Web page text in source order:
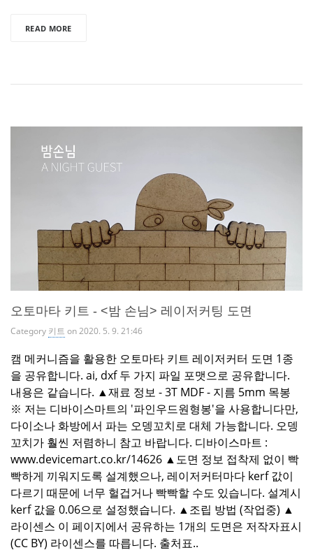
READ MORE
오토마타 키트 - <밤 손님> 레이저커팅 도면
Category 키트 on 2020. 5. 9. 21:46
캠 메커니즘을 활용한 오토마타 키트 레이저커터 도면 1종
을 공유합니다. ai, dxf 두 가지 파일 포맷으로 공유합니다.
내용은 같습니다. ▲재료 정보 - 3T MDF - 지름 5mm 목봉
※ 저는 디바이스마트의 '파인우드원형봉'을 사용합니다만,
다이소나 화방에서 파는 오뎅꼬치로 대체 가능합니다. 오뎅
꼬치가 훨씬 저렴하니 참고 바랍니다. 디바이스마트 :
www.devicemart.co.kr/14626 ▲도면 정보 접착제 없이 빡
빡하게 끼워지도록 설계했으나, 레이저커터마다 kerf 값이
다르기 때문에 너무 헐겁거나 빡빡할 수도 있습니다. 설계시
kerf 값을 0.06으로 설정했습니다. ▲조립 방법 (작업중) ▲
라이센스 이 페이지에서 공유하는 1개의 도면은 저작자표시
(CC BY) 라이센스를 따릅니다. 출처표..